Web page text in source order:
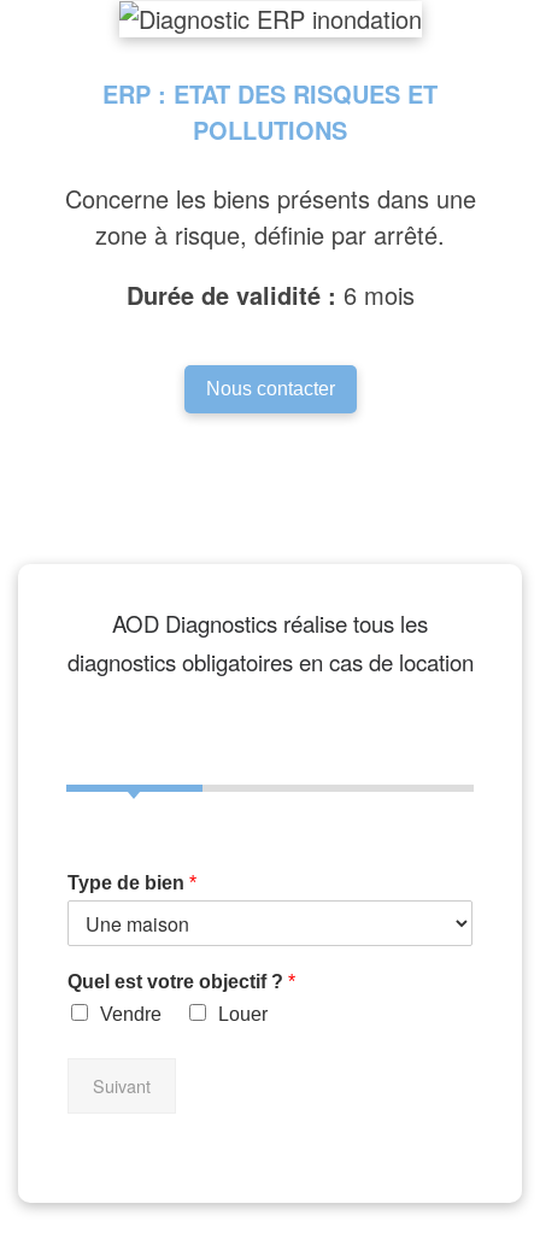
ERP : ETAT DES RISQUES ET
POLLUTIONS
Concerne les biens présents dans une
zone à risque, définie par arrêté.
Durée de validité : 6 mois
Nous contacter
AOD Diagnostics réalise tous les
diagnostics obligatoires en cas de location
Type de bien *
Quel est votre objectif ? *
Vendre
Louer
Suivant